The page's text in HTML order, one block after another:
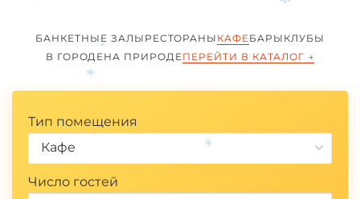
БАНКЕТНЫЕ ЗАЛЫ РЕСТОРАНЫ КАФЕБАРЫ КЛУБЫ
В ГОРОДЕНА ПРИРОДЕПЕРЕЙТИ В КАТАЛОГ →
Тип помещения
Кафе
Число гостей
*